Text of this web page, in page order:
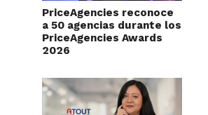
PriceAgencies reconoce
a 50 agencias durante los
PriceAgencies Awards
2026